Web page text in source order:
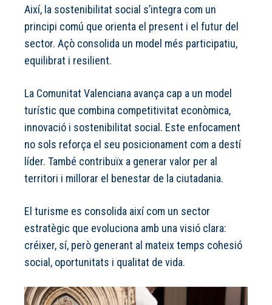
Així, la sostenibilitat social s’integra com un
principi comú que orienta el present i el futur del
sector. Açò consolida un model més participatiu,
equilibrat i resilient.
La Comunitat Valenciana avança cap a un model
turístic que combina competitivitat econòmica,
innovació i sostenibilitat social. Este enfocament
no sols reforça el seu posicionament com a destí
líder. També contribuïx a generar valor per al
territori i millorar el benestar de la ciutadania.
El turisme es consolida així com un sector
estratègic que evoluciona amb una visió clara:
créixer, sí, però generant al mateix temps cohesió
social, oportunitats i qualitat de vida.